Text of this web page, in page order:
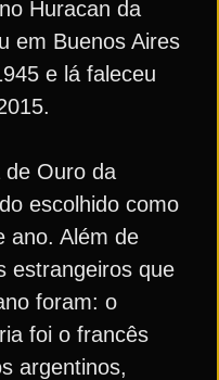
Huracan da
em Buenos Aires
e lá faleceu
de Ouro da
escolhido como
ano. Além de
estrangeiros que
foram: o
foi o francês
argentinos,